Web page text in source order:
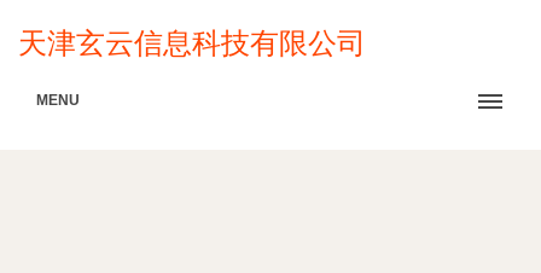
天津玄云信息科技有限公司
MENU